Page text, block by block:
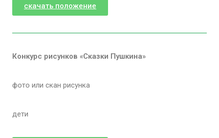
скачать положение
Конкурс рисунков «Сказки Пушкина»
фото или скан рисунка
дети